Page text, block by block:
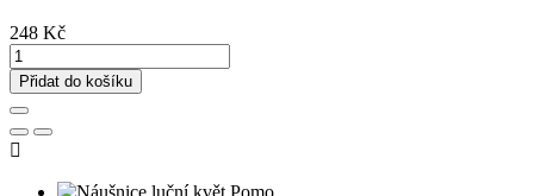
248 Kč
Přidat do košíku
